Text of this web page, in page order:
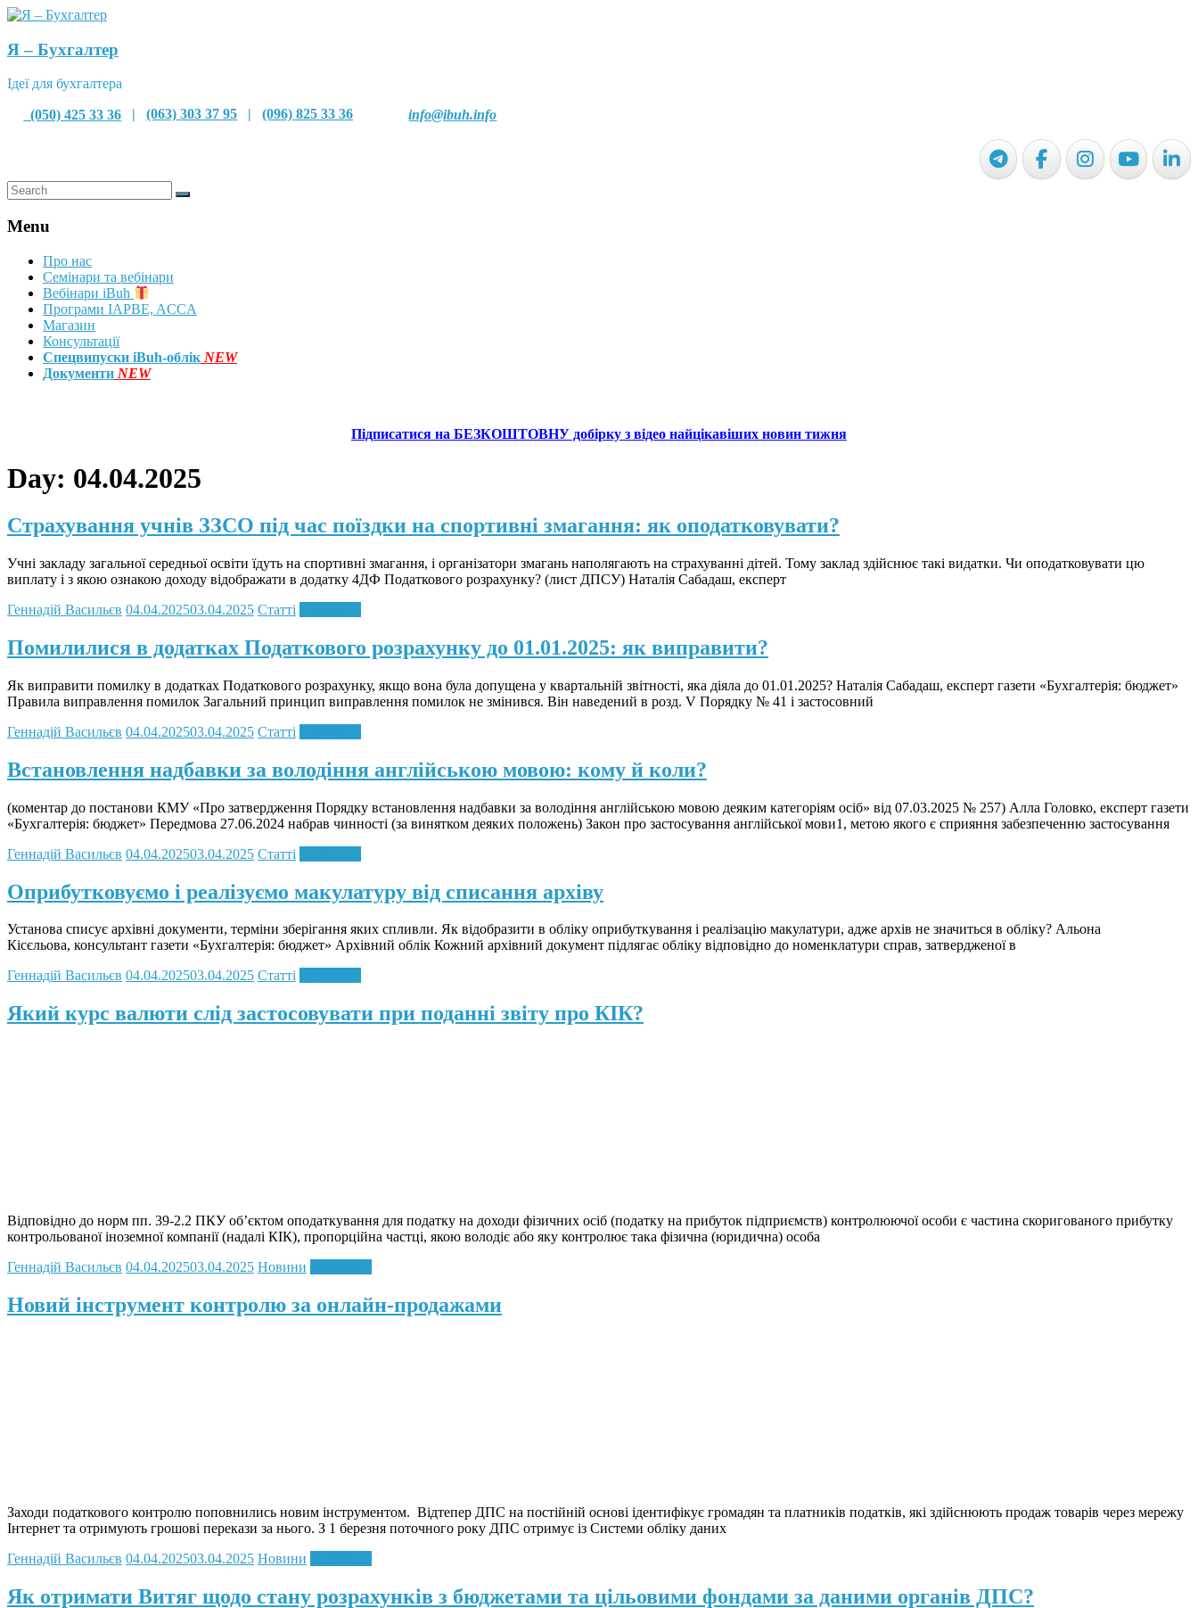
Я – Бухгалтер
Ідеї для бухгалтера
(050) 425 33 36 |(063) 303 37 95 |(096) 825 33 36 info@ibuh.info
Menu
Про нас
Семінари та вебінари
Вебінари iBuh
Програми IAPBE, ACCA
Магазин
Консультації
Спецвипуски iBuh-облік NEW
Документи NEW
Підписатися на БЕЗКОШТОВНУ добірку з відео найцікавіших новин тижня
Day: 04.04.2025
Страхування учнів ЗЗСО під час поїздки на спортивні змагання: як оподатковувати?
Учні закладу загальної середньої освіти їдуть на спортивні змагання, і організатори змагань наполягають на страхуванні дітей. Тому заклад здійснює такі видатки. Чи оподатковувати цю
виплату і з якою ознакою доходу відображати в додатку 4ДФ Податкового розрахунку? (лист ДПСУ) Наталія Сабадаш, експерт
Геннадій Васильєв 04.04.202503.04.2025 Статті
Помилилися в додатках Податкового розрахунку до 01.01.2025: як виправити?
Як виправити помилку в додатках Податкового розрахунку, якщо вона була допущена у квартальній звітності, яка діяла до 01.01.2025? Наталія Сабадаш, експерт газети «Бухгалтерія: бюджет»
Правила виправлення помилок Загальний принцип виправлення помилок не змінився. Він наведений в розд. V Порядку № 41 і застосовний
Геннадій Васильєв 04.04.202503.04.2025 Статті
Встановлення надбавки за володіння англійською мовою: кому й коли?
(коментар до постанови КМУ «Про затвердження Порядку встановлення надбавки за володіння англійською мовою деяким категоріям осіб» від 07.03.2025 № 257) Алла Головко, експерт газети
«Бухгалтерія: бюджет» Передмова 27.06.2024 набрав чинності (за винятком деяких положень) Закон про застосування англійської мови1, метою якого є сприяння забезпеченню застосування
Геннадій Васильєв 04.04.202503.04.2025 Статті
Оприбутковуємо і реалізуємо макулатуру від списання архіву
Установа списує архівні документи, терміни зберігання яких спливли. Як відобразити в обліку оприбуткування і реалізацію макулатури, адже архів не значиться в обліку? Альона
Кісєльова, консультант газети «Бухгалтерія: бюджет» Архівний облік Кожний архівний документ підлягає обліку відповідно до номенклатури справ, затвердженої в
Геннадій Васильєв 04.04.202503.04.2025 Статті
Який курс валюти слід застосовувати при поданні звіту про КІК?
Відповідно до норм пп. 39-2.2 ПКУ об’єктом оподаткування для податку на доходи фізичних осіб (податку на прибуток підприємств) контролюючої особи є частина скоригованого прибутку
контрольованої іноземної компанії (надалі КІК), пропорційна частці, якою володіє або яку контролює така фізична (юридична) особа
Геннадій Васильєв 04.04.202503.04.2025 Новини
Новий інструмент контролю за онлайн-продажами
Заходи податкового контролю поповнились новим інструментом. Відтепер ДПС на постійній основі ідентифікує громадян та платників податків, які здійснюють продаж товарів через мережу
Інтернет та отримують грошові перекази за нього. З 1 березня поточного року ДПС отримує із Системи обліку даних
Геннадій Васильєв 04.04.202503.04.2025 Новини
Як отримати Витяг щодо стану розрахунків з бюджетами та цільовими фондами за даними органів ДПС?